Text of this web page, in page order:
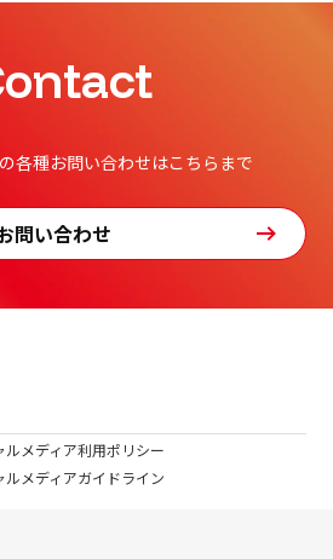
各種お問い合わせはこちらまで
問い合わせ
ルメディア利用ポリシー
ルメディアガイドライン